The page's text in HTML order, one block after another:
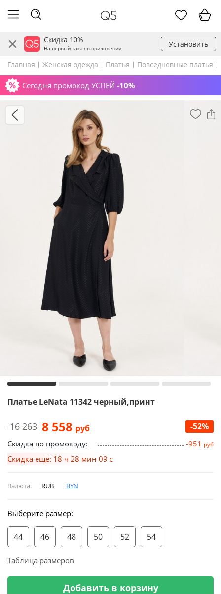
Скидка 10%
На первый заказ в приложении Установить
Главная Женская одежда Платья Повседневные платья
Сегодня промокод УСПЕЙ -10%
Платье LeNata 11342 черный,принт
16 263 8 558 руб -52%
Скидка по промокоду: -951 руб
Скидка ещё: 18 ч 28 мин 08 с
Валюта: RUB BYN
Выберите размер:
44 46 48 50 52 54
Таблица размеров
Добавить в корзину